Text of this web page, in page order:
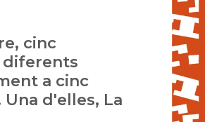
cinc
a cinc
d'elles, La